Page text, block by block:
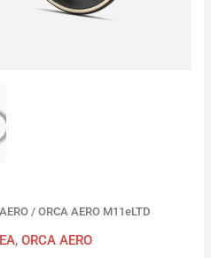
/ ORCA AERO M11eLTD
,ORCA AERO